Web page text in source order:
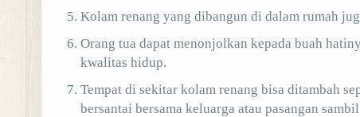
Kolam renang yang dibangun di dalam rumah
Orang tua dapat menonjolkan kepada buah
kwalitas hidup.
Tempat di sekitar kolam renang bisa ditambah
bersantai bersama keluarga atau pasangan